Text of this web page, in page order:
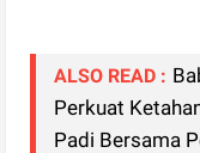
ALSO READ :
Perkuat
Padi Bersama